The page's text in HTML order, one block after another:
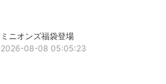
ミニオンズ福袋登場
2026-08-08 05:05:23